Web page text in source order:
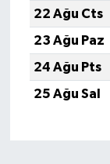
22 Ağu Cts
23 Ağu Paz
24 Ağu Pts
25 Ağu Sal